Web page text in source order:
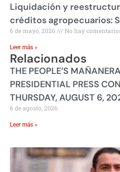
Liquidación y
créditos agropecuarios:
6 de mayo, 2026 No hay
Leer más »
Relacionados
THE PEOPLE’S
PRESIDENTIAL PRESS
THURSDAY, AUGUST 6,
6 de agosto, 2026
Leer más »